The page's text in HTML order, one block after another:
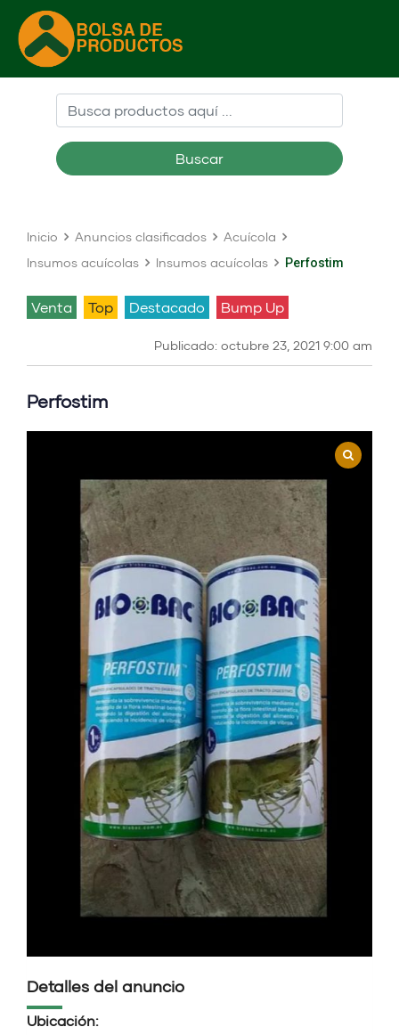
Buscar
Inicio Anuncios clasificados
Acuícola
Insumos acuícolas
Insumos acuícolas Perfostim
venta Top Destacado Bump Up
Publicado: octubre 23, 2021 9:00 am
Perfostim
Detalles del anuncio
Ubicación: